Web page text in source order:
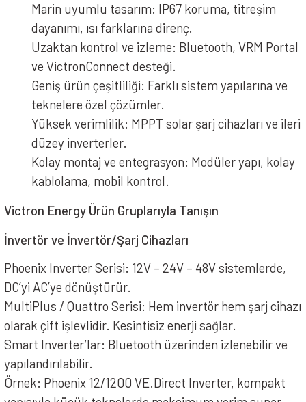
Marin uyumlu tasarım: IP67 koruma, titreşim
dayanımı, ısı farklarına direnç.
Uzaktan kontrol ve izleme: Bluetooth, VRM Portal
ve VictronConnect desteği.
Geniş ürün çeşitliliği: Farklı sistem yapılarına ve
teknelere özel çözümler.
Yüksek verimlilik: MPPT solar şarj cihazları ve ileri
düzey inverterler.
Kolay montaj ve entegrasyon: Modüler yapı, kolay
kablolama, mobil kontrol.
Victron Energy Ürün Gruplarıyla Tanışın
İnvertör ve İnvertör/Şarj Cihazları
Phoenix Inverter Serisi: 12V – 24V – 48V sistemlerde,
DC’yi AC’ye dönüştürür.
MultiPlus / Quattro Serisi: Hem invertör hem şarj cihazı
olarak çift işlevlidir. Kesintisiz enerji sağlar.
Smart Inverter’lar: Bluetooth üzerinden izlenebilir ve
yapılandırılabilir.
Örnek: Phoenix 12/1200 VE.Direct Inverter, kompakt